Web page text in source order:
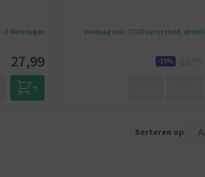
- 3 Werkdagen
27,99
Vandaag voor 17:00 uur besteld,
-10%
Sorteren op